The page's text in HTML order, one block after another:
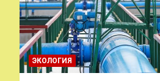
ЭКОЛОГИЯ